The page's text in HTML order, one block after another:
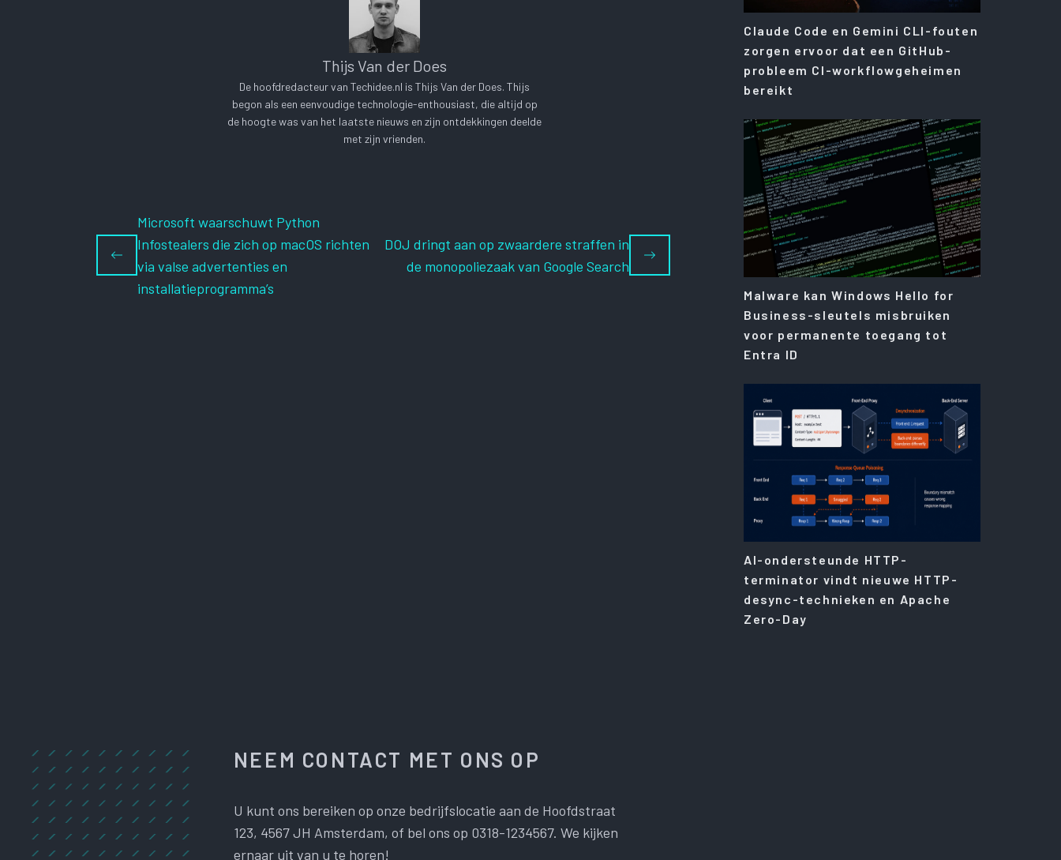
Thijs Van der Does
De hoofdredacteur van Techidee.nl is Thijs Van der Does. Thijs
begon als een eenvoudige technologie-enthousiast, die altijd op
de hoogte was van het laatste nieuws en zijn ontdekkingen deelde
met zijn vrienden.
Microsoft waarschuwt Python
Infostealers die zich op macOS richten
via valse advertenties en
installatieprogramma’s
DOJ dringt aan op zwaardere straffen in
de monopoliezaak van Google Search
Claude Code en Gemini CLI-fouten
zorgen ervoor dat een GitHub-
probleem CI-workflowgeheimen
bereikt
Malware kan Windows Hello for
Business-sleutels misbruiken
voor permanente toegang tot
Entra ID
AI-ondersteunde HTTP-
terminator vindt nieuwe HTTP-
desync-technieken en Apache
Zero-Day
NEEM CONTACT MET ONS OP
U kunt ons bereiken op onze bedrijfslocatie aan de Hoofdstraat
123, 4567 JH Amsterdam, of bel ons op 0318-1234567. We kijken
ernaar uit van u te horen!